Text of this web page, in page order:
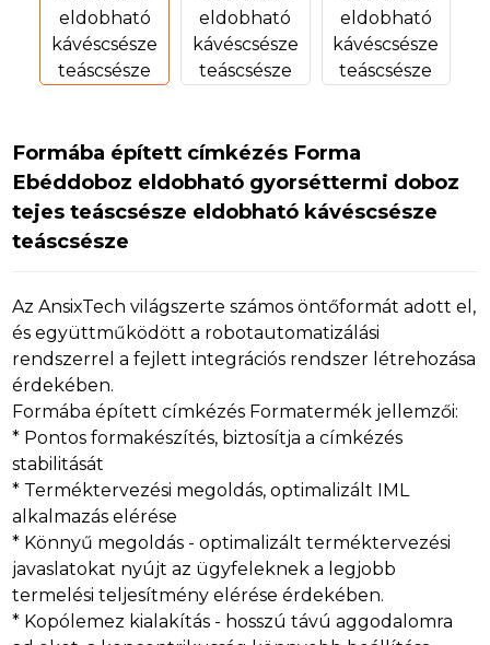
Formába épített címkézés Forma
Ebéddoboz eldobható gyorséttermi doboz
tejes teáscsésze eldobható kávéscsésze
teáscsésze
Az AnsixTech világszerte számos öntőformát adott el,
és együttműködött a robotautomatizálási
rendszerrel a fejlett integrációs rendszer létrehozása
érdekében.
Formába épített címkézés Formatermék jellemzői:
* Pontos formakészítés, biztosítja a címkézés
stabilitását
* Terméktervezési megoldás, optimalizált IML
alkalmazás elérése
* Könnyű megoldás - optimalizált terméktervezési
javaslatokat nyújt az ügyfeleknek a legjobb
termelési teljesítmény elérése érdekében.
* Kopólemez kialakítás - hosszú távú aggodalomra